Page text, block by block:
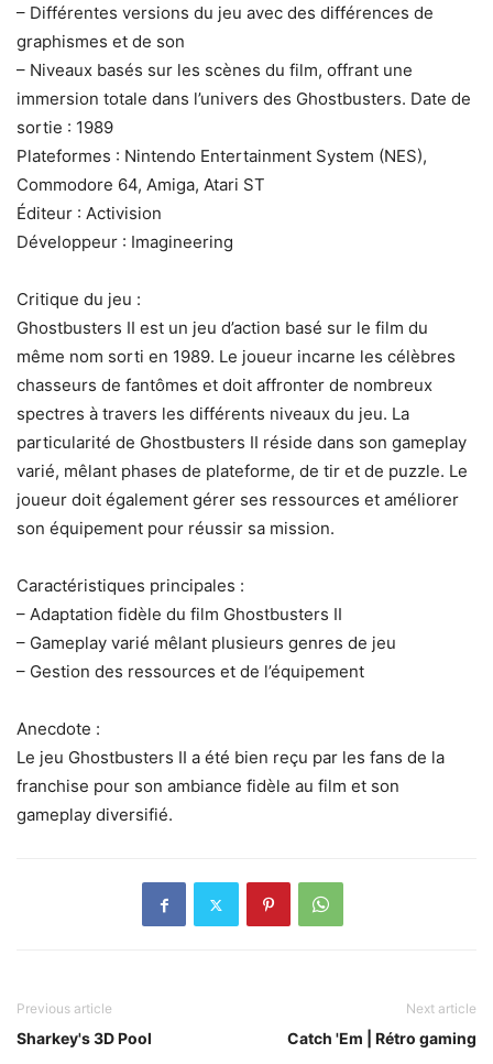
– Différentes versions du jeu avec des différences de
graphismes et de son
– Niveaux basés sur les scènes du film, offrant une
immersion totale dans l’univers des Ghostbusters. Date de
sortie : 1989
Plateformes : Nintendo Entertainment System (NES),
Commodore 64, Amiga, Atari ST
Éditeur : Activision
Développeur : Imagineering
Critique du jeu :
Ghostbusters II est un jeu d’action basé sur le film du
même nom sorti en 1989. Le joueur incarne les célèbres
chasseurs de fantômes et doit affronter de nombreux
spectres à travers les différents niveaux du jeu. La
particularité de Ghostbusters II réside dans son gameplay
varié, mêlant phases de plateforme, de tir et de puzzle. Le
joueur doit également gérer ses ressources et améliorer
son équipement pour réussir sa mission.
Caractéristiques principales :
– Adaptation fidèle du film Ghostbusters II
– Gameplay varié mêlant plusieurs genres de jeu
– Gestion des ressources et de l’équipement
Anecdote :
Le jeu Ghostbusters II a été bien reçu par les fans de la
franchise pour son ambiance fidèle au film et son
gameplay diversifié.
Previous article
Sharkey's 3D Pool
Next article
Catch 'Em | Rétro gaming